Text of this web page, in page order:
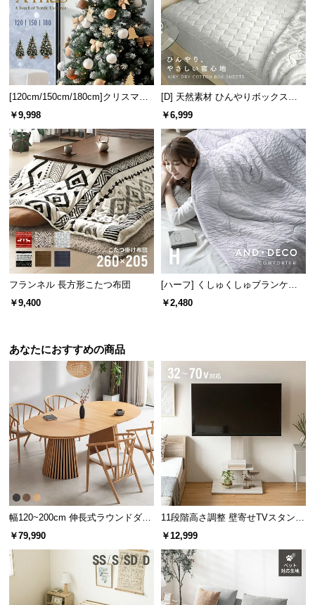
に
つ
い
て
会
約
に
つ
い
て
お
客
様
サ
ト
お
知
ら
ロ
グ
[120cm/150cm/180cm]クリスマス
ツリー オーナメント付
￥9,998
[D] 天然素材 ひんやりボックスシ
ーツ 綿100% 洗える
￥6,999
フランネル 長方形こたつ布団
￥9,400
[ハーフ] くしゅくしゅブランケッ
ト レーヨン100% とろける肌触り
￥2,480
あなたにおすすめの商品
幅120~200cm 伸長式ラウンドダイ
ニングテーブル 6人掛け 天然木突
￥79,990
11段階高さ調整 壁寄せTVスタンド
キャスター付き 上下左右角度調節
￥12,999